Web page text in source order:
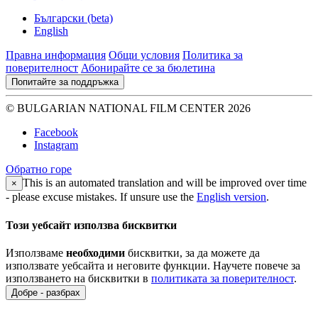
Български (beta)
English
Правна информация Общи условия Политика за
поверителност Абонирайте се за бюлетина
Попитайте за поддръжка
© BULGARIAN NATIONAL FILM CENTER 2026
Facebook
Instagram
Обратно горе
× This is an automated translation and will be improved over time
- please excuse mistakes. If unsure use the English version.
Този уебсайт използва бисквитки
Използваме необходими бисквитки, за да можете да
използвате уебсайта и неговите функции. Научете повече за
използването на бисквитки в политиката за поверителност.
Добре - разбрах